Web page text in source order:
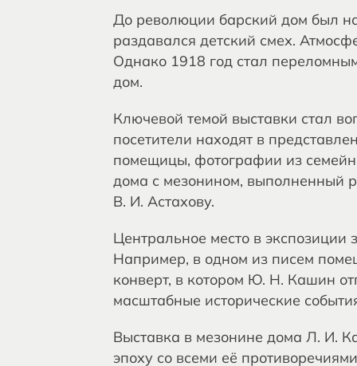
До революции барский дом был
раздавался детский смех.
Однако 1918 год стал
дом.
Ключевой темой выставки стал
посетители находят в
помещицы, фотографии из
дома с мезонином, выполненный
В. И. Астахову.
Центральное место в
Например, в одном из писем
конверт, в котором Ю. Н. Кашин
масштабные исторические
Выставка в мезонине дома Л. И.
эпоху со всеми её